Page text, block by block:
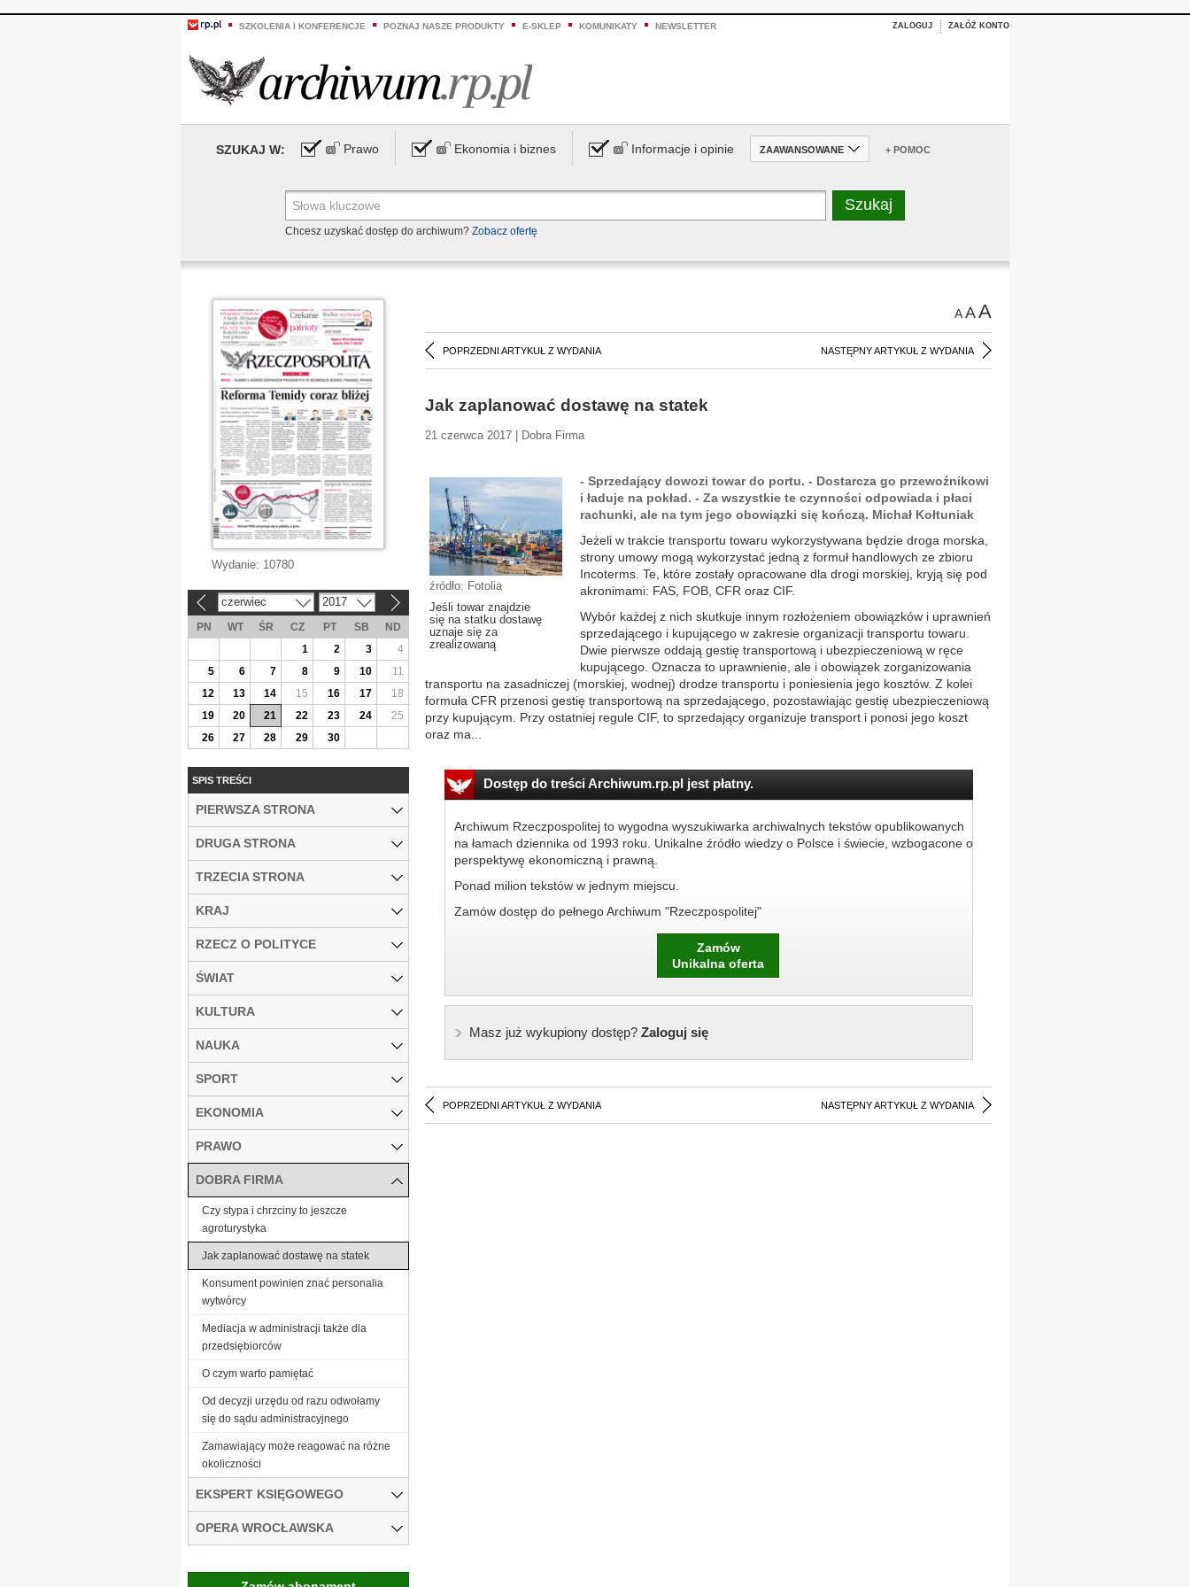
SZKOLENIA I KONFERENCJE POZNAJ NASZE PRODUKTY E-SKLEP KOMUNIKATY NEWSLETTER ZALOGUJ ZAŁÓŻ KONTO
SZUKAJ W: Prawo Ekonomia i biznes Informacje i opinie ZAAWANSOWANE + POMOC
Chcesz uzyskać dostęp do archiwum? Zobacz ofertę
AAA
POPRZEDNI ARTYKUŁ Z WYDANIA NASTĘPNY ARTYKUŁ Z WYDANIA
Jak zaplanować dostawę na statek
21 czerwca 2017 | Dobra Firma
źródło: Fotolia
Jeśli towar znajdzie
się na statku dostawę
uznaje się za
zrealizowaną
- Sprzedający dowozi towar do portu. - Dostarcza go przewoźnikowi
i ładuje na pokład. - Za wszystkie te czynności odpowiada i płaci
rachunki, ale na tym jego obowiązki się kończą. Michał Kołtuniak
Jeżeli w trakcie transportu towaru wykorzystywana będzie droga morska,
strony umowy mogą wykorzystać jedną z formuł handlowych ze zbioru
Incoterms. Te, które zostały opracowane dla drogi morskiej, kryją się pod
akronimami: FAS, FOB, CFR oraz CIF.
Wybór każdej z nich skutkuje innym rozłożeniem obowiązków i uprawnień
sprzedającego i kupującego w zakresie organizacji transportu towaru.
Dwie pierwsze oddają gestię transportową i ubezpieczeniową w ręce
kupującego. Oznacza to uprawnienie, ale i obowiązek zorganizowania
transportu na zasadniczej (morskiej, wodnej) drodze transportu i poniesienia jego kosztów. Z kolei
formuła CFR przenosi gestię transportową na sprzedającego, pozostawiając gestię ubezpieczeniową
przy kupującym. Przy ostatniej regule CIF, to sprzedający organizuje transport i ponosi jego koszt
oraz ma...
Dostęp do treści Archiwum.rp.pl jest płatny.
Archiwum Rzeczpospolitej to wygodna wyszukiwarka archiwalnych tekstów opublikowanych
na łamach dziennika od 1993 roku. Unikalne źródło wiedzy o Polsce i świecie, wzbogacone o
perspektywę ekonomiczną i prawną.
Ponad milion tekstów w jednym miejscu.
Zamów dostęp do pełnego Archiwum "Rzeczpospolitej"
Zamów
Unikalna oferta
Masz już wykupiony dostęp?Zaloguj się
POPRZEDNI ARTYKUŁ Z WYDANIA NASTĘPNY ARTYKUŁ Z WYDANIA
Wydanie: 10780
czerwiec 2017
PN WT ŚR CZ PT SB
ND
1
2 3
4
5
6 7 8 9 10
11
12
13 14 15 16 17
18
19
20 21 22 23 24
25
26
27 28 29 30
SPIS TREŚCI
PIERWSZA STRONA
DRUGA STRONA
TRZECIA STRONA
KRAJ
RZECZ O POLITYCE
ŚWIAT
KULTURA
NAUKA
SPORT
EKONOMIA
PRAWO
DOBRA FIRMA
Czy stypa i chrzciny to jeszcze
agroturystyka
Jak zaplanować dostawę na statek
Konsument powinien znać personalia
wytwórcy
Mediacja w administracji także dla
przedsiębiorców
O czym warto pamiętać
Od decyzji urzędu od razu odwołamy
się do sądu administracyjnego
Zamawiający może reagować na różne
okoliczności
EKSPERT KSIĘGOWEGO
OPERA WROCŁAWSKA